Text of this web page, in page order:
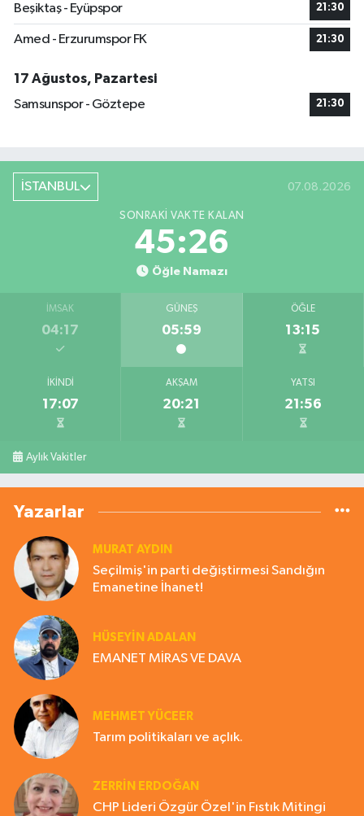
Beşiktaş - Eyüpspor 21:30
Amed - Erzurumspor FK 21:30
17 Ağustos, Pazartesi
Samsunspor - Göztepe
21:30
İSTANBUL 07.08.2026
SONRAKI VAKTE KALAN
45:26
Öğle Namazı
İMSAK
04:17
GÜNEŞ
05:59
ÖĞLE
13:15
İKINDI
17:07
AKŞAM
20:21
YATSI
21:56
Aylık Vakitler
Yazarlar
MURAT AYDIN
Seçilmiş'in parti değiştirmesi Sandığın
Emanetine İhanet!
HÜSEYIN ADALAN
EMANET MİRAS VE DAVA
MEHMET YÜCEER
Tarım politikaları ve açlık.
ZERRIN ERDOĞAN
CHP Lideri Özgür Özel'in Fıstık Mitingi